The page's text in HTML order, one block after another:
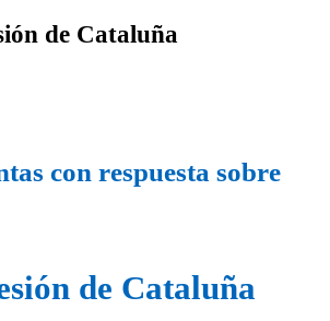
de Cataluña
con respuesta sobre
de Cataluña